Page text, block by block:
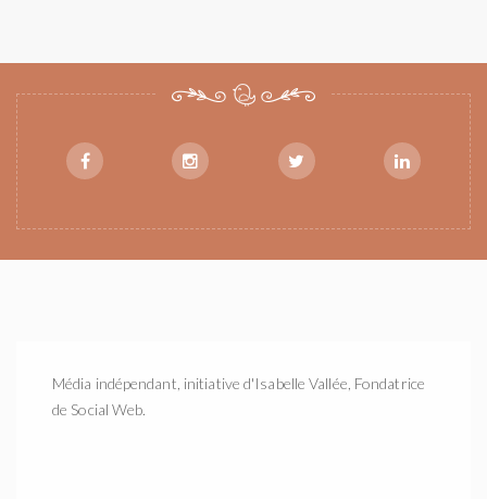
Média indépendant, initiative d'Isabelle Vallée, Fondatrice
de Social Web.